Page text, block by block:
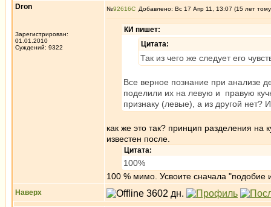
Dron
Зарегистрирован:
01.01.2010
Суждений: 9322
№92616 Добавлено: Вс 17 Апр 11, 13:07 (15 лет
КИ пишет:
Цитата:
Так из чего же следует его
Все верное познание при анализе
поделили их на левую и правую
признаку (левые), а из другой нет?
как же это так? принцип разделения на
известен после.
Цитата:
100%
100 % мимо. Усвоите сначала "подобие
Наверх